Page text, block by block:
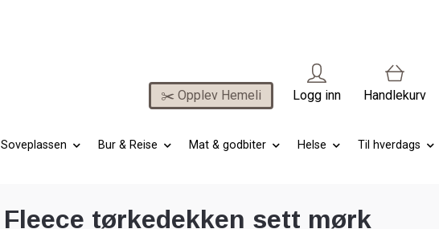
✂️ Opplev Hemeli Logg inn Handlekurv
Soveplassen Bur & Reise Mat & godbiter Helse
Til hverdags
Fleece tørkedekken sett mørk